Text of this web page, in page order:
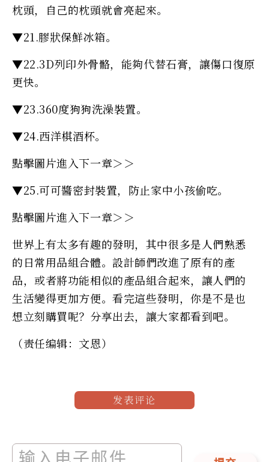
枕頭，自己的枕頭就會亮起來。
▼21.膠狀保鮮冰箱。
▼22.3D列印外骨骼，能夠代替石膏，讓傷口復原
更快。
▼23.360度狗狗洗澡裝置。
▼24.西洋棋酒杯。
點擊圖片進入下一章＞＞
▼25.可可醬密封裝置，防止家中小孩偷吃。
點擊圖片進入下一章＞＞
世界上有太多有趣的發明，其中很多是人們熟悉
的日常用品組合體。設計師們改進了原有的產
品，或者將功能相似的產品組合起來，讓人們的
生活變得更加方便。看完這些發明，你是不是也
想立刻購買呢？分享出去，讓大家都看到吧。
（责任编辑：文恩）
发表评论